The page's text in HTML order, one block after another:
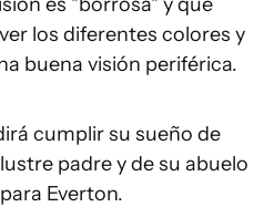
los diferentes colores y
buena visión periférica.
cumplir su sueño de
padre y de su abuelo
Everton.